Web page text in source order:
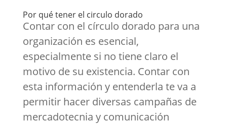
Por qué tener el circulo dorado
Contar con el círculo dorado para una
organización es esencial,
especialmente si no tiene claro el
motivo de su existencia. Contar con
esta información y entenderla te va a
permitir hacer diversas campañas de
mercadotecnia y comunicación